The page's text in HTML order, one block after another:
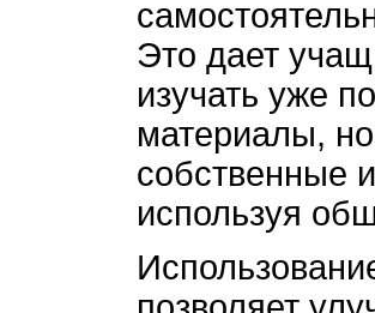
Это дает
изучать уже
материалы,
собственные
используя